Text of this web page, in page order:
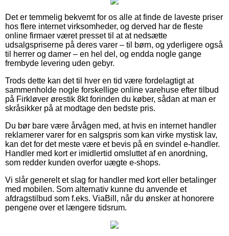
Det er temmelig bekvemt for os alle at finde de laveste priser
hos flere internet virksomheder, og derved har de fleste
online firmaer været presset til at at nedsætte
udsalgspriserne på deres varer – til børn, og yderligere også
til herrer og damer – en hel del, og endda nogle gange
frembyde levering uden gebyr.
Trods dette kan det til hver en tid være fordelagtigt at
sammenholde nogle forskellige online varehuse efter tilbud
på Firkløver ørestik 8kt forinden du køber, sådan at man er
skråsikker på at modtage den bedste pris.
Du bør bare være årvågen med, at hvis en internet handler
reklamerer varer for en salgspris som kan virke mystisk lav,
kan det for det meste være et bevis på en svindel e-handler.
Handler med kort er imidlertid omsluttet af en anordning,
som redder kunden overfor uægte e-shops.
Vi slår generelt et slag for handler med kort eller betalinger
med mobilen. Som alternativ kunne du anvende et
afdragstilbud som f.eks. ViaBill, når du ønsker at honorere
pengene over et længere tidsrum.